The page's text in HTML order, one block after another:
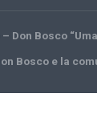
Don Bosco
Bosco e la